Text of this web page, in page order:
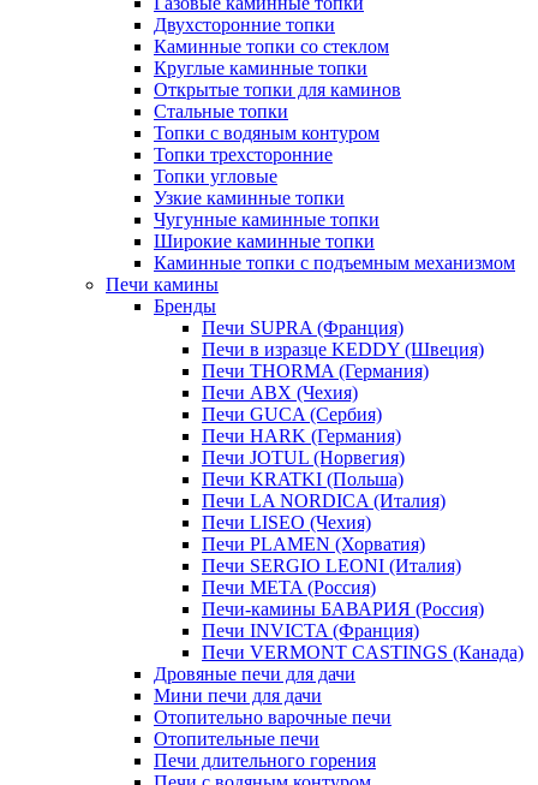
Двухсторонние топки
Каминные топки со стеклом
Круглые каминные топки
Открытые топки для каминов
Стальные топки
Топки с водяным контуром
Топки трехсторонние
Топки угловые
Узкие каминные топки
Чугунные каминные топки
Широкие каминные топки
Каминные топки с подъемным механизмом
Печи камины
Бренды
Печи SUPRA (Франция)
Печи в изразце KEDDY (Швеция)
Печи THORMA (Германия)
Печи ABX (Чехия)
Печи GUCA (Сербия)
Печи HARK (Германия)
Печи JOTUL (Норвегия)
Печи KRATKI (Польша)
Печи LA NORDICA (Италия)
Печи LISEO (Чехия)
Печи PLAMEN (Хорватия)
Печи SERGIO LEONI (Италия)
Печи META (Россия)
Печи-камины БАВАРИЯ (Россия)
Печи INVICTA (Франция)
Печи VERMONT CASTINGS (Канада)
Дровяные печи для дачи
Мини печи для дачи
Отопительно варочные печи
Отопительные печи
Печи длительного горения